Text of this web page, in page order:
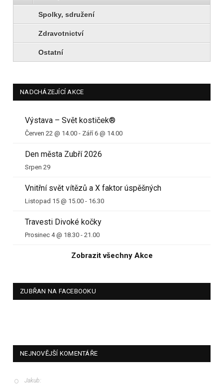
Spolky, sdružení
Zdravotnictví
Ostatní
NADCHÁZEJÍCÍ AKCE
Výstava – Svět kostiček®
Červen 22 @ 14.00 - Září 6 @ 14.00
Den města Zubří 2026
Srpen 29
Vnitřní svět vítězů a X faktor úspěšných
Listopad 15 @ 15.00 - 16.30
Travesti Divoké kočky
Prosinec 4 @ 18.30 - 21.00
Zobrazit všechny Akce
ZUBŘAN NA FACEBOOKU
NEJNOVĚJŠÍ KOMENTÁŘE
Jakub: